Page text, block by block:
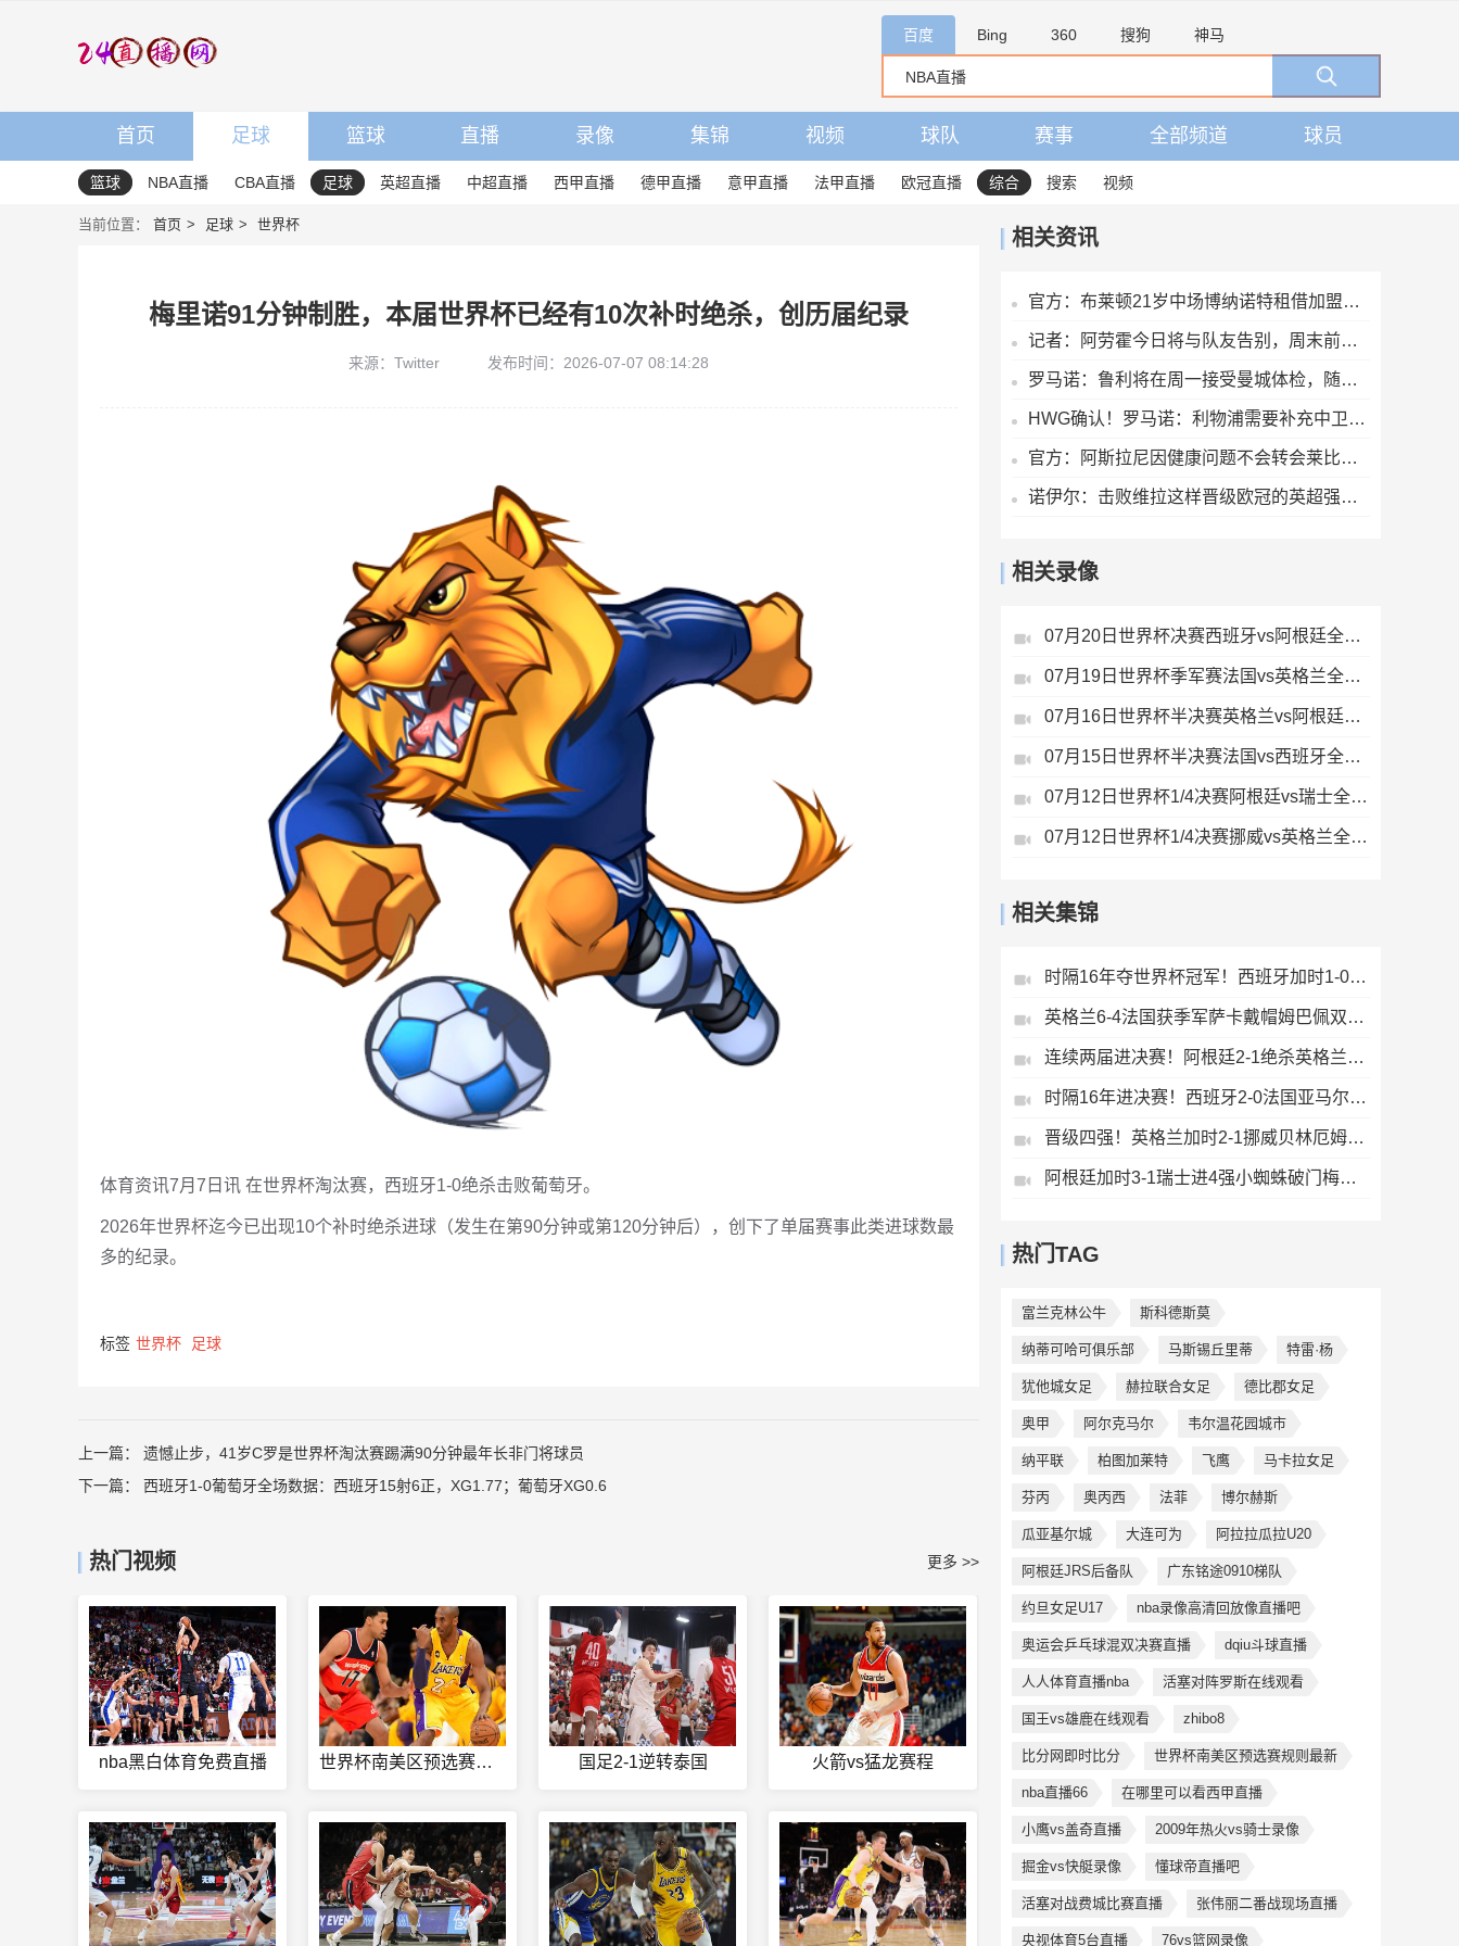
百度 Bing 360 搜狗 神马
首页 足球 篮球 直播 录像 集锦 视频 球队 赛事 全部频道 球员
篮球 NBA直播 CBA直播 足球 英超直播 中超直播 西甲直播 德甲直播 意甲直播 法甲直播 欧冠直播 综合 搜索 视频
当前位置： 首页 足球 世界杯
梅里诺91分钟制胜，本届世界杯已经有10次补时绝杀，创历届纪录
来源：Twitter 发布时间：2026-07-07 08:14:28
体育资讯7月7日讯 在世界杯淘汰赛，西班牙1-0绝杀击败葡萄牙。
2026年世界杯迄今已出现10个补时绝杀进球（发生在第90分钟或第120分钟后），创下了单届赛事此类进球数最
多的纪录。
标签 世界杯 足球
上一篇： 遗憾止步，41岁C罗是世界杯淘汰赛踢满90分钟最年长非门将球员
下一篇： 西班牙1-0葡萄牙全场数据：西班牙15射6正，XG1.77；葡萄牙XG0.6
热门视频 更多 >>
nba黑白体育免费直播 世界杯南美区预选赛结果如何 国足2-1逆转泰国 火箭vs猛龙赛程
相关资讯
官方：布莱顿21岁中场博纳诺特租借加盟埃尔切，期限为一年
记者：阿劳霍今日将与队友告别，周末前往英格兰租借加盟利物浦
罗马诺：鲁利将在周一接受曼城体检，随后官宣
HWG确认！罗马诺：利物浦需要补充中卫深度，如今出手签下阿劳霍
官方：阿斯拉尼因健康问题不会转会莱比锡，将留在霍芬海姆
诺伊尔：击败维拉这样晋级欧冠的英超强队，很重要
相关录像
07月20日世界杯决赛西班牙vs阿根廷全场录像
07月19日世界杯季军赛法国vs英格兰全场录像
07月16日世界杯半决赛英格兰vs阿根廷全场录像
07月15日世界杯半决赛法国vs西班牙全场录像
07月12日世界杯1/4决赛阿根廷vs瑞士全场录像
07月12日世界杯1/4决赛挪威vs英格兰全场录像
相关集锦
时隔16年夺世界杯冠军！西班牙加时1-0阿根廷费兰制胜恩佐染红
英格兰6-4法国获季军萨卡戴帽姆巴佩双响创纪录奥利塞2助+失良机
连续两届进决赛！阿根廷2-1绝杀英格兰劳塔罗恩佐破门梅西两助攻
时隔16年进决赛！西班牙2-0法国亚马尔造点奥亚萨瓦尔、波罗破门
晋级四强！英格兰加时2-1挪威贝林厄姆连场双响谢尔德鲁普破门
阿根廷加时3-1瑞士进4强小蜘蛛破门梅西助攻麦卡恩博洛假摔染红
热门TAG
富兰克林公牛 斯科德斯莫
纳蒂可哈可俱乐部 马斯锡丘里蒂 特雷·杨
犹他城女足 赫拉联合女足 德比郡女足
奥甲 阿尔克马尔 韦尔温花园城市
纳平联 柏图加莱特 飞鹰 马卡拉女足
芬丙 奥丙西 法菲 博尔赫斯
瓜亚基尔城 大连可为 阿拉拉瓜拉U20
阿根廷JRS后备队 广东铭途0910梯队
约旦女足U17 nba录像高清回放像直播吧
奥运会乒乓球混双决赛直播 dqiu斗球直播
人人体育直播nba 活塞对阵罗斯在线观看
国王vs雄鹿在线观看 zhibo8
比分网即时比分 世界杯南美区预选赛规则最新
nba直播66 在哪里可以看西甲直播
小鹰vs盖奇直播 2009年热火vs骑士录像
掘金vs快艇录像 懂球帝直播吧
活塞对战费城比赛直播 张伟丽二番战现场直播
央视体育5台直播 76vs篮网录像